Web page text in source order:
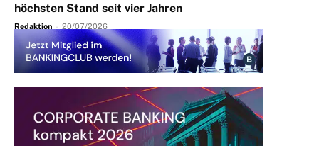
höchsten Stand seit vier Jahren
Redaktion - 20/07/2026